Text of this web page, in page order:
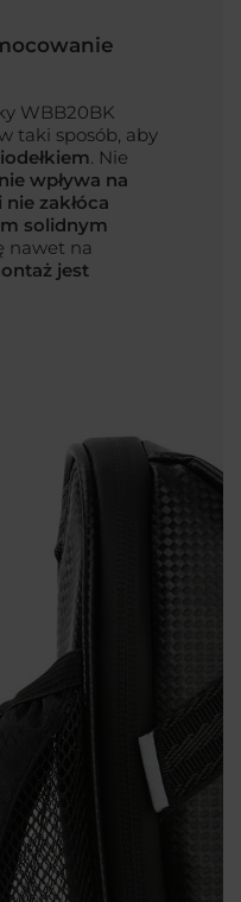
WBB20BK
taki sposób, aby
. Nie
nie wpływa na
zakłóca
solidnym
nawet na
jest